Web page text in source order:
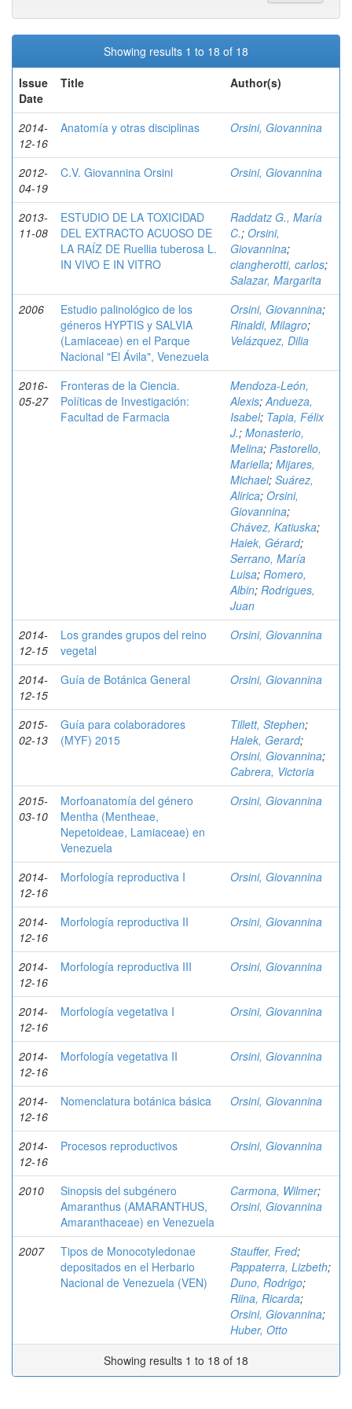
Showing results 1 to 18 of 18
Issue
Date
Title Author(s)
2014-
12-16
Anatomía y otras disciplinas Orsini, Giovannina
2012-
04-19
C.V. Giovannina Orsini Orsini, Giovannina
2013-
11-08
ESTUDIO DE LA TOXICIDAD
DEL EXTRACTO ACUOSO DE
LA RAÍZ DE Ruellia tuberosa L.
IN VIVO E IN VITRO
Raddatz G., María
C.; Orsini,
Giovannina;
ciangherotti, carlos;
Salazar, Margarita
2006
Estudio palinológico de los
géneros HYPTIS y SALVIA
(Lamiaceae) en el Parque
Nacional "El Ávila", Venezuela
Orsini, Giovannina;
Rinaldi, Milagro;
Velázquez, Dilia
2016-
05-27
Fronteras de la Ciencia.
Políticas de Investigación:
Facultad de Farmacia
Mendoza-León,
Alexis;Andueza,
Isabel; Tapia, Félix
J.; Monasterio,
Melina; Pastorello,
Mariella; Mijares,
Michael; Suárez,
Alirica; Orsini,
Giovannina;
Chávez, Katiuska;
Haiek, Gérard;
Serrano, María
Luisa; Romero,
Albin; Rodrigues,
Juan
2014-
12-15
Los grandes grupos del reino
vegetal
Orsini, Giovannina
2014-
12-15
Guía de Botánica General Orsini, Giovannina
2015-
02-13
Guía para colaboradores
(MYF) 2015
Tillett, Stephen;
Haiek, Gerard;
Orsini, Giovannina;
Cabrera, Victoria
2015-
03-10
Morfoanatomía del género
Mentha (Mentheae,
Nepetoideae, Lamiaceae) en
Venezuela
Orsini, Giovannina
2014-
12-16
Morfología reproductiva I Orsini, Giovannina
2014-
12-16
Morfología reproductiva II Orsini, Giovannina
2014-
12-16
Morfología reproductiva III Orsini, Giovannina
2014-
12-16
Morfología vegetativa I Orsini, Giovannina
2014-
12-16
Morfología vegetativa II Orsini, Giovannina
2014-
12-16
Nomenclatura botánica básica Orsini, Giovannina
2014-
12-16
Procesos reproductivos Orsini, Giovannina
2010
Sinopsis del subgénero
Amaranthus (AMARANTHUS,
Amaranthaceae) en Venezuela
Carmona, Wilmer;
Orsini, Giovannina
2007
Tipos de Monocotyledonae
depositados en el Herbario
Nacional de Venezuela (VEN)
Stauffer, Fred;
Pappaterra, Lizbeth;
Duno, Rodrigo;
Riina, Ricarda;
Orsini, Giovannina;
Huber, Otto
Showing results 1 to 18 of 18